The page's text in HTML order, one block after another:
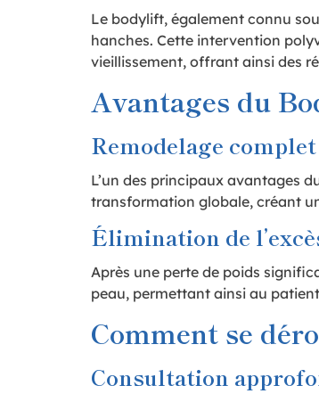
Le bodylift, également connu
hanches. Cette intervention
vieillissement, offrant ainsi des
Avantages du
Remodelage complet
L’un des principaux avantages
transformation globale, créant
Élimination de
Après une perte de poids
peau, permettant ainsi au
Comment se
Consultation